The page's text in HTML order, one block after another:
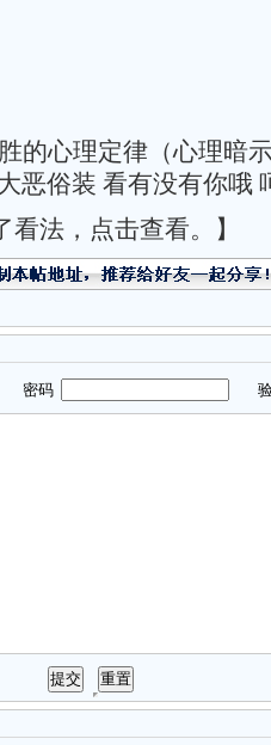
的心理定律（心理暗
恶俗装 看有没有你哦
看法，点击查看。】
密码 验